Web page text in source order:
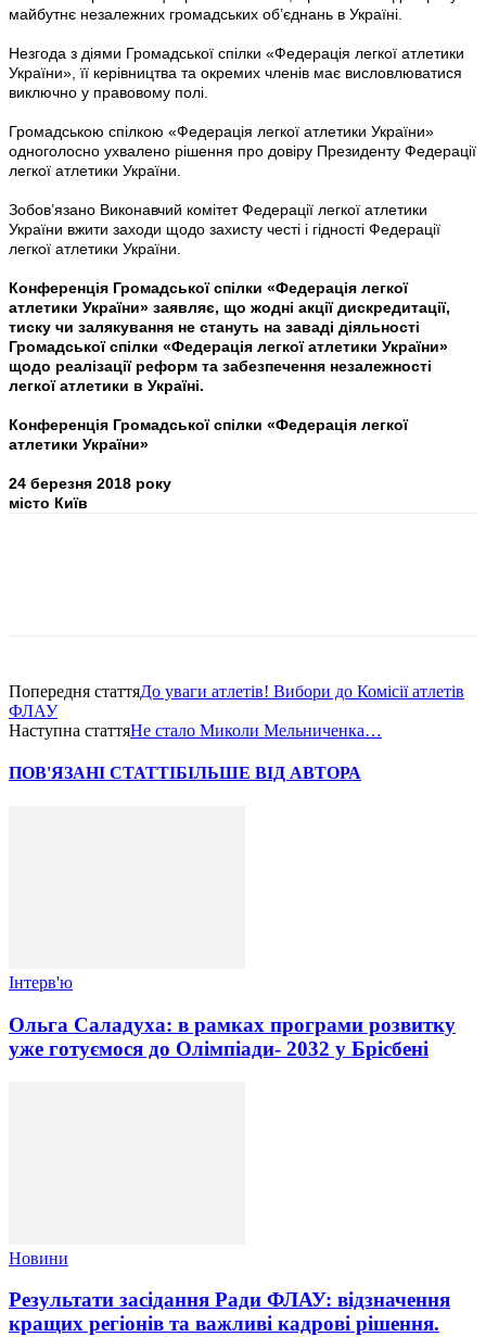
майбутнє незалежних громадських об’єднань в Україні.
Незгода з діями Громадської спілки «Федерація легкої атлетики
України», її керівництва та окремих членів має висловлюватися
виключно у правовому полі.
Громадською спілкою «Федерація легкої атлетики України»
одноголосно ухвалено рішення про довіру Президенту Федерації
легкої атлетики України.
Зобов’язано Виконавчий комітет Федерації легкої атлетики
України вжити заходи щодо захисту честі і гідності Федерації
легкої атлетики України.
Конференція Громадської спілки «Федерація легкої
атлетики України» заявляє, що жодні акції дискредитації,
тиску чи залякування не стануть на заваді діяльності
Громадської спілки «Федерація легкої атлетики України»
щодо реалізації реформ та забезпечення незалежності
легкої атлетики в Україні.
Конференція Громадської спілки «Федерація легкої
атлетики України»
24 березня 2018 року
місто Київ
Попередня статтяДо уваги атлетів! Вибори до Комісії атлетів
ФЛАУ
Наступна статтяНе стало Миколи Мельниченка…
ПОВ'ЯЗАНІ СТАТТІБІЛЬШЕ ВІД АВТОРА
Інтерв'ю
Ольга Саладуха: в рамках програми розвитку
уже готуємося до Олімпіади- 2032 у Брісбені
Новини
Результати засідання Ради ФЛАУ: відзначення
кращих регіонів та важливі кадрові рішення.